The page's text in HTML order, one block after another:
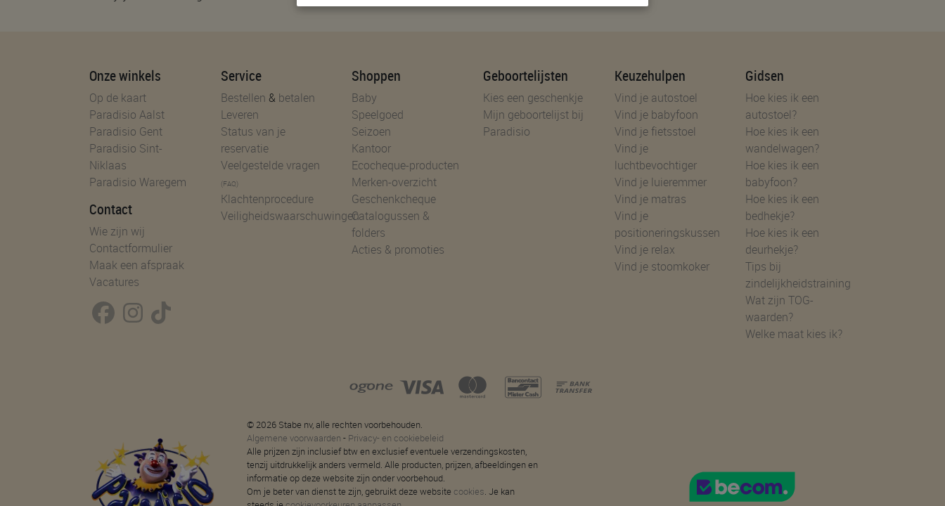
Onze winkels
Op de kaart
Paradisio Aalst
Paradisio Gent
Paradisio Sint-
Niklaas
Paradisio Waregem
Contact
Wie zijn wij
Contactformulier
Maak een afspraak
Vacatures
Service
Bestellen & betalen
Leveren
Status van je
reservatie
Veelgestelde vragen
(FAQ)
Klachtenprocedure
Veiligheidswaarschuwingen
Shoppen
Baby
Speelgoed
Seizoen
Kantoor
Ecocheque-producten
Merken-overzicht
Geschenkcheque
Catalogussen &
folders
Acties & promoties
Geboortelijsten
Kies een geschenkje
Mijn geboortelijst bij
Paradisio
Keuzehulpen
Vind je autostoel
Vind je babyfoon
Vind je fietsstoel
Vind je
luchtbevochtiger
Vind je luieremmer
Vind je matras
Vind je
positioneringskussen
Vind je relax
Vind je stoomkoker
Gidsen
Hoe kies ik een
autostoel?
Hoe kies ik een
wandelwagen?
Hoe kies ik een
babyfoon?
Hoe kies ik een
bedhekje?
Hoe kies ik een
deurhekje?
Tips bij
zindelijkheidstraining
Wat zijn TOG-
waarden?
Welke maat kies ik?
© 2026 Stabe nv, alle rechten voorbehouden.
Algemene voorwaarden - Privacy- en cookiebeleid
Alle prijzen zijn inclusief btw en exclusief eventuele verzendingskosten,
tenzij uitdrukkelijk anders vermeld. Alle producten, prijzen, afbeeldingen en
informatie op deze website zijn onder voorbehoud.
Om je beter van dienst te zijn, gebruikt deze website cookies. Je kan